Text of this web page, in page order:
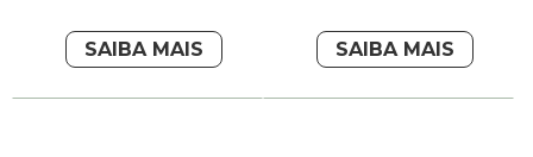
SAIBA MAIS SAIBA MAIS